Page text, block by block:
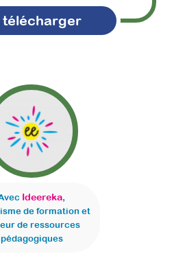
télécharger
Ideereka,
de formation et
de ressources
pédagogiques